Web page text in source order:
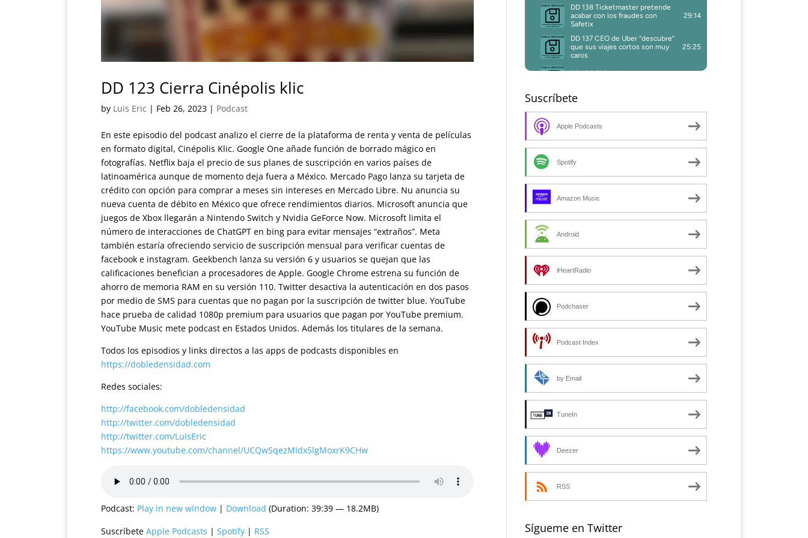
DD 123 Cierra Cinépolis klic
by Luis Eric | Feb 26, 2023 | Podcast
En este episodio del podcast analizo el cierre de la plataforma de renta y venta de películas
en formato digital, Cinépolis Klic. Google One añade función de borrado mágico en
fotografías. Netflix baja el precio de sus planes de suscripción en varios países de
latinoamérica aunque de momento deja fuera a México. Mercado Pago lanza su tarjeta de
crédito con opción para comprar a meses sin intereses en Mercado Libre. Nu anuncia su
nueva cuenta de débito en México que ofrece rendimientos diarios. Microsoft anuncia que
juegos de Xbox llegarán a Nintendo Switch y Nvidia GeForce Now. Microsoft limita el
número de interacciones de ChatGPT en bing para evitar mensajes “extraños”. Meta
también estaría ofreciendo servicio de suscripción mensual para verificar cuentas de
facebook e instagram. Geekbench lanza su versión 6 y usuarios se quejan que las
calificaciones benefician a procesadores de Apple. Google Chrome estrena su función de
ahorro de memoria RAM en su versión 110. Twitter desactiva la autenticación en dos pasos
por medio de SMS para cuentas que no pagan por la suscripción de twitter blue. YouTube
hace prueba de calidad 1080p premium para usuarios que pagan por YouTube premium.
YouTube Music mete podcast en Estados Unidos. Además los titulares de la semana.
Todos los episodios y links directos a las apps de podcasts disponibles en
https://dobledensidad.com
Redes sociales:
http://facebook.com/dobledensidad
http://twitter.com/dobledensidad
http://twitter.com/LuisEric
https://www.youtube.com/channel/UCQwSqezMIdx5lgMoxrK9CHw
Podcast: Play in new window | Download (Duration: 39:39 — 18.2MB)
Suscríbete Apple Podcasts | Spotify | RSS
Suscríbete
Apple Podcasts
Spotify
Amazon Music
Android
iHeartRadio
Podchaser
Podcast Index
by Email
TuneIn
Deezer
RSS
Sígueme en Twitter